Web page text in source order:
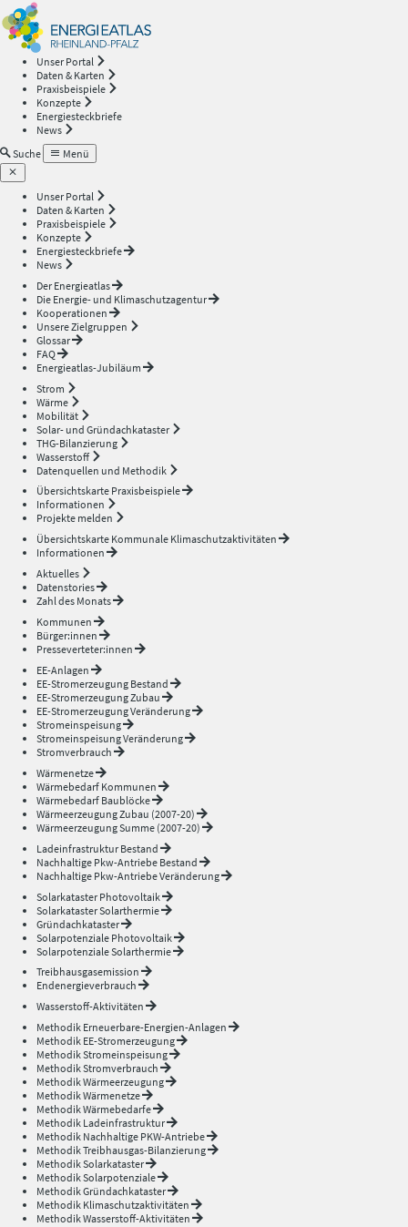
Unser Portal
Daten & Karten
Praxisbeispiele
Konzepte
Energiesteckbriefe
News
Suche
Menü
Unser Portal
Daten & Karten
Praxisbeispiele
Konzepte
Energiesteckbriefe
News
Der Energieatlas
Die Energie- und Klimaschutzagentur
Kooperationen
Unsere Zielgruppen
Glossar
FAQ
Energieatlas-Jubiläum
Strom
Wärme
Mobilität
Solar- und Gründachkataster
THG-Bilanzierung
Wasserstoff
Datenquellen und Methodik
Übersichtskarte Praxisbeispiele
Informationen
Projekte melden
Übersichtskarte Kommunale Klimaschutzaktivitäten
Informationen
Aktuelles
Datenstories
Zahl des Monats
Kommunen
Bürger:innen
Presseverteter:innen
EE-Anlagen
EE-Stromerzeugung Bestand
EE-Stromerzeugung Zubau
EE-Stromerzeugung Veränderung
Stromeinspeisung
Stromeinspeisung Veränderung
Stromverbrauch
Wärmenetze
Wärmebedarf Kommunen
Wärmebedarf Baublöcke
Wärmeerzeugung Zubau (2007-20)
Wärmeerzeugung Summe (2007-20)
Ladeinfrastruktur Bestand
Nachhaltige Pkw-Antriebe Bestand
Nachhaltige Pkw-Antriebe Veränderung
Solarkataster Photovoltaik
Solarkataster Solarthermie
Gründachkataster
Solarpotenziale Photovoltaik
Solarpotenziale Solarthermie
Treibhausgasemission
Endenergieverbrauch
Wasserstoff-Aktivitäten
Methodik Erneuerbare-Energien-Anlagen
Methodik EE-Stromerzeugung
Methodik Stromeinspeisung
Methodik Stromverbrauch
Methodik Wärmeerzeugung
Methodik Wärmenetze
Methodik Wärmebedarfe
Methodik Ladeinfrastruktur
Methodik Nachhaltige PKW-Antriebe
Methodik Treibhausgas-Bilanzierung
Methodik Solarkataster
Methodik Solarpotenziale
Methodik Gründachkataster
Methodik Klimaschutzaktivitäten
Methodik Wasserstoff-Aktivitäten